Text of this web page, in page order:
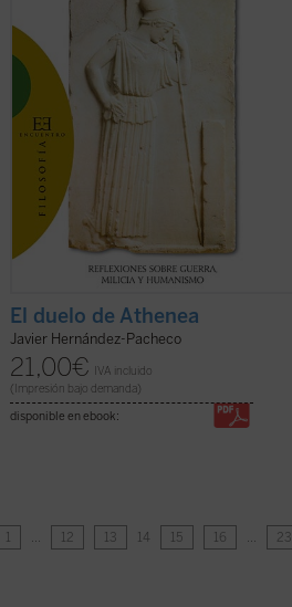
que se asienta la libertad ...
El duelo de Athenea
Javier Hernández-Pacheco
21,00€
IVA incluido
(Impresión bajo demanda)
disponible en ebook:
1 … 12 13 14 15 16 … 23